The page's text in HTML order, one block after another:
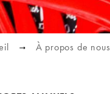
À propos de nous